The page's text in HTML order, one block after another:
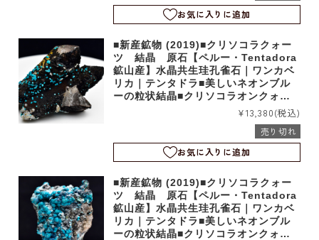
お気に入りに追加
■新産鉱物 (2019)■クリソコラクォー
ツ 結晶 原石【ペルー・Tentadora
鉱山産】水晶共生珪孔雀石｜ワンカベ
リカ｜テンタドラ■美しいネオンブル
ーの粒状結晶■クリソコラオンクォー
¥13,380(税込)
売り切れ
お気に入りに追加
■新産鉱物 (2019)■クリソコラクォー
ツ 結晶 原石【ペルー・Tentadora
鉱山産】水晶共生珪孔雀石｜ワンカベ
リカ｜テンタドラ■美しいネオンブル
ーの粒状結晶■クリソコラオンクォー